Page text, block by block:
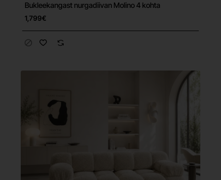
Tasuta tarne
Bukleekangast nurgadiivan Molino 4 kohta
1,799€